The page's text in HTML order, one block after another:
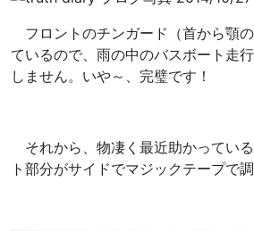
フロントのチンガード（首から顎
ているので、雨の中のバスボート走
しません。いや～、完璧です！
それから、物凄く最近助かってい
ト部分がサイドでマジックテープで